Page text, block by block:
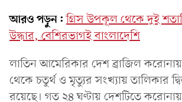
আরও পড়ুন: গ্রিস উপকূল থেকে দুই
উদ্ধার, বেশিরভাগই বাংলাদেশি
লাতিন আমেরিকার দেশ ব্রাজিল
থেকে চতুর্থ ও মৃত্যুর সংখ্যায় তালিকার
রয়েছে। গত ২৪ ঘণ্টায় দেশটিতে